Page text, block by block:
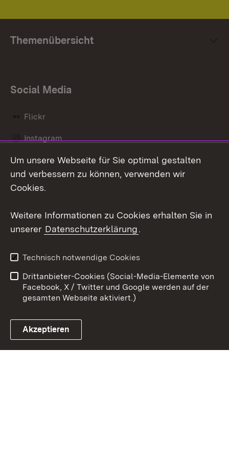
Themenübersicht
Social Media
Flickr
Instagram
Social Wall
Link zum Landesportal
Barrierefreiheit
Benutzungshinweise
Impressum
Cookies
Um unsere Webseite für Sie optimal gestalten
und verbessern zu können, verwenden wir
Cookies.
Weitere Informationen zu Cookies erhalten Sie in
unserer Datenschutzerklärung.
Technisch notwendige Cookies
Drittanbieter-Cookies (Social-Media-Elemente von
Facebook, X / Twitter und Google werden auf der
gesamten Webseite aktiviert.)
Akzeptieren